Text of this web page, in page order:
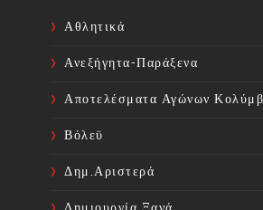
Κοιμήσεως
Αθλητικά
Ανεξήγητα-Παράξενα
Αποτελέσματα Αγώνων
Βόλεϋ
Δημ.Αριστερά